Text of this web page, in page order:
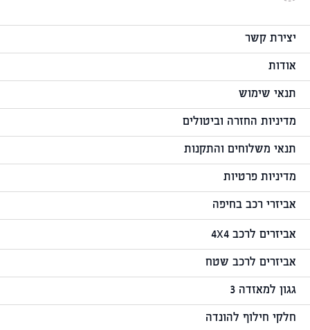
יצירת קשר
אודות
תנאי שימוש
מדיניות החזרה וביטולים
תנאי משלוחים והתקנות
מדיניות פרטיות
אביזרי רכב בחיפה
אביזרים לרכב 4X4
אביזרים לרכב שטח
גגון למאזדה 3
חלקי חילוף להונדה